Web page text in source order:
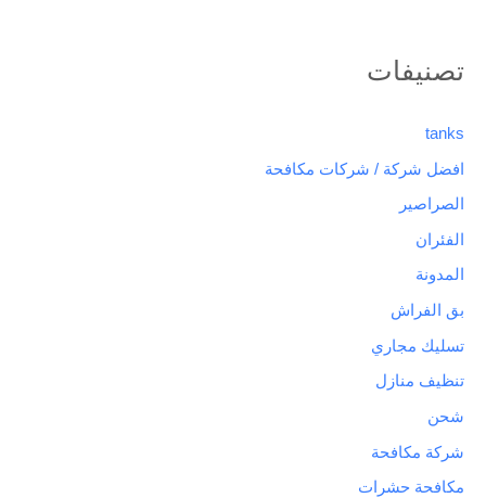
تصنيفات
tanks
افضل شركة / شركات مكافحة
الصراصير
الفئران
المدونة
بق الفراش
تسليك مجاري
تنظيف منازل
شحن
شركة مكافحة
مكافحة حشرات